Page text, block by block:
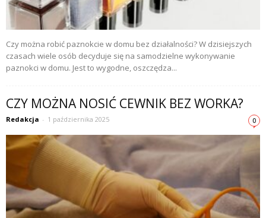
Czy można robić paznokcie w domu bez działalności? W dzisiejszych
czasach wiele osób decyduje się na samodzielne wykonywanie
paznokci w domu. Jest to wygodne, oszczędza...
CZY MOŻNA NOSIĆ CEWNIK BEZ WORKA?
Redakcja - 1 października 2025 0